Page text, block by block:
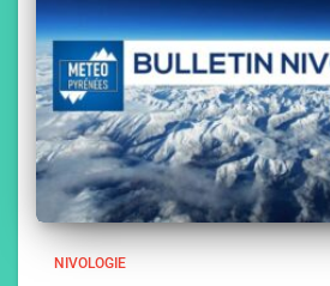
NIVOLOGIE